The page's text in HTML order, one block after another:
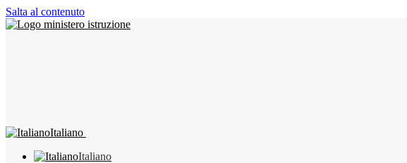
Salta al contenuto
Italiano
Italiano